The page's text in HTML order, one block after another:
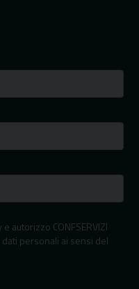
autorizzo CONFSERVIZI
dati personali ai sensi del